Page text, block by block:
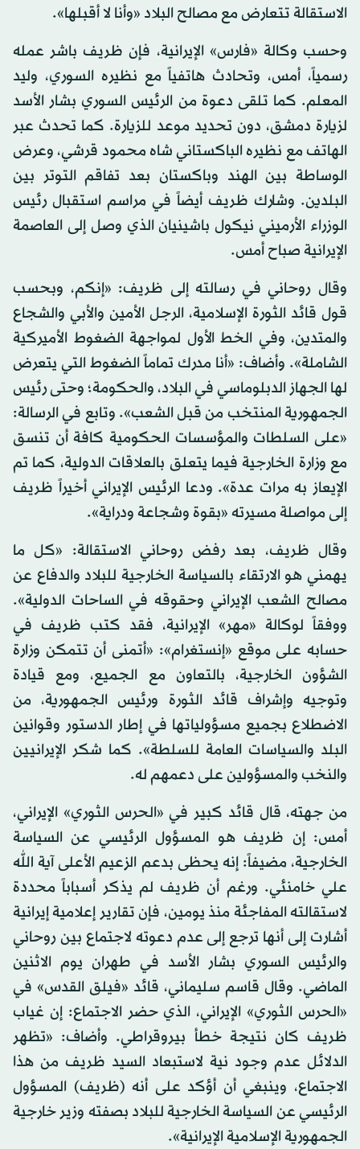
الاستقالة تتعارض مع مصالح البلاد «وأنا لا أقبلها».
وحسب وكالة «فارس» الإيرانية، فإن ظريف باشر عمله
رسمياً، أمس، وتحادث هاتفياً مع نظيره السوري، وليد
المعلم. كما تلقى دعوة من الرئيس السوري بشار الأسد
لزيارة دمشق، دون تحديد موعد للزيارة. كما تحدث عبر
الهاتف مع نظيره الباكستاني شاه محمود قرشي، وعرض
الوساطة بين الهند وباكستان بعد تفاقم التوتر بين
البلدين. وشارك ظريف أيضاً في مراسم استقبال رئيس
الوزراء الأرميني نيكول باشينيان الذي وصل إلى العاصمة
الإيرانية صباح أمس.
وقال روحاني في رسالته إلى ظريف: «إنكم، وبحسب
قول قائد الثورة الإسلامية، الرجل الأمين والأبي والشجاع
والمتدين، وفي الخط الأول لمواجهة الضغوط الأميركية
الشاملة». وأضاف: «أنا مدرك تماماً الضغوط التي يتعرض
لها الجهاز الدبلوماسي في البلاد، والحكومة؛ وحتى رئيس
الجمهورية المنتخب من قبل الشعب». وتابع في الرسالة:
«على السلطات والمؤسسات الحكومية كافة أن تنسق
مع وزارة الخارجية فيما يتعلق بالعلاقات الدولية، كما تم
الإيعاز به مرات عدة». ودعا الرئيس الإيراني أخيراً ظريف
إلى مواصلة مسيرته «بقوة وشجاعة ودراية».
وقال ظريف، بعد رفض روحاني الاستقالة: «كل ما
يهمني هو الارتقاء بالسياسة الخارجية للبلاد والدفاع عن
مصالح الشعب الإيراني وحقوقه في الساحات الدولية».
ووفقاً لوكالة «مهر» الإيرانية، فقد كتب ظريف في
حسابه على موقع «إنستغرام»: «أتمنى أن تتمكن وزارة
الشؤون الخارجية، بالتعاون مع الجميع، ومع قيادة
وتوجيه وإشراف قائد الثورة ورئيس الجمهورية، من
الاضطلاع بجميع مسؤولياتها في إطار الدستور وقوانين
البلد والسياسات العامة للسلطة». كما شكر الإيرانيين
والنخب والمسؤولين على دعمهم له.
من جهته، قال قائد كبير في «الحرس الثوري» الإيراني،
أمس: إن ظريف هو المسؤول الرئيسي عن السياسة
الخارجية، مضيفاً: إنه يحظى بدعم الزعيم الأعلى آية الله
علي خامنئي. ورغم أن ظريف لم يذكر أسباباً محددة
لاستقالته المفاجئة منذ يومين، فإن تقارير إعلامية إيرانية
أشارت إلى أنها ترجع إلى عدم دعوته لاجتماع بين روحاني
والرئيس السوري بشار الأسد في طهران يوم الاثنين
الماضي. وقال قاسم سليماني، قائد «فيلق القدس» في
«الحرس الثوري» الإيراني، الذي حضر الاجتماع: إن غياب
ظريف كان نتيجة خطأ بيروقراطي. وأضاف: «تظهر
الدلائل عدم وجود نية لاستبعاد السيد ظريف من هذا
الاجتماع، وينبغي أن أؤكد على أنه (ظريف) المسؤول
الرئيسي عن السياسة الخارجية للبلاد بصفته وزير خارجية
الجمهورية الإسلامية الإيرانية».